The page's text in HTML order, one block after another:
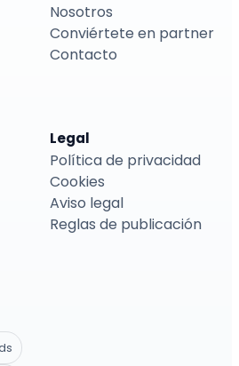
Nosotros
Conviértete en partner
Contacto
Legal
Política de privacidad
Cookies
Aviso legal
Reglas de publicación